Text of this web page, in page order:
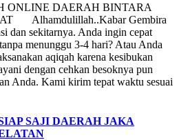
ONLINE DAERAH BINTARA
Alhamdulillah..Kabar Gembira
dan sekitarnya. Anda ingin cepat
menunggu 3-4 hari? Atau Anda
aqiqah karena kesibukan
dengan cehkan besoknya pun
Anda. Kami kirim tepat waktu sesuai
SAJI DAERAH JAKA